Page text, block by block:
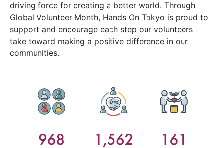
driving force for creating a better world. Through
Global Volunteer Month, Hands On Tokyo is proud to
support and encourage each step our volunteers
take toward making a positive difference in our
communities.